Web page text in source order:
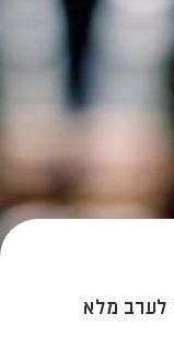
לערב מלא